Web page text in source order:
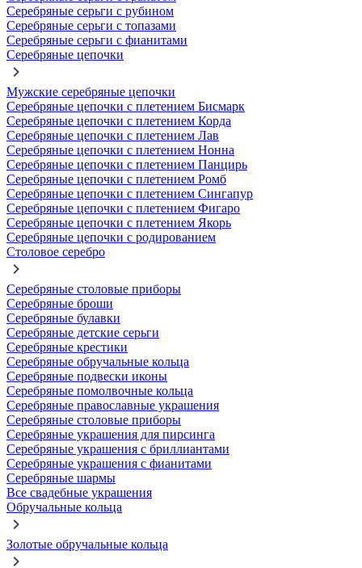
Серебряные серьги с рубином
Серебряные серьги с топазами
Серебряные серьги с фианитами
Серебряные цепочки
Мужские серебряные цепочки
Серебряные цепочки с плетением Бисмарк
Серебряные цепочки с плетением Корда
Серебряные цепочки с плетением Лав
Серебряные цепочки с плетением Нонна
Серебряные цепочки с плетением Панцирь
Серебряные цепочки с плетением Ромб
Серебряные цепочки с плетением Сингапур
Серебряные цепочки с плетением Фигаро
Серебряные цепочки с плетением Якорь
Серебряные цепочки с родированием
Столовое серебро
Серебряные столовые приборы
Серебряные броши
Серебряные булавки
Серебряные детские серьги
Серебряные крестики
Серебряные обручальные кольца
Серебряные подвески иконы
Серебряные помолвочные кольца
Серебряные православные украшения
Серебряные столовые приборы
Серебряные украшения для пирсинга
Серебряные украшения с бриллиантами
Серебряные украшения с фианитами
Серебряные шармы
Все свадебные украшения
Обручальные кольца
Золотые обручальные кольца